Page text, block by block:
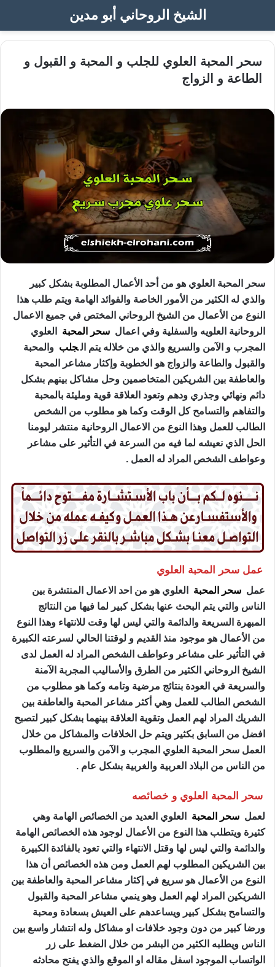
الشيخ الروحاني أبو مدين
سحر المحبة العلوي للجلب و المحبة و القبول و
الطاعة و الزواج
سحر المحبة العلوي هو من أحد الأعمال المطلوبة بشكل كبير
والذي له الكثير من الأمور الخاصة والفوائد الهامة ويتم طلب هذا
النوع من الأعمال من الشيخ الروحاني المختص في جميع الاعمال
الروحانية العلويه والسفلية وفي اعمال سحر المحبة
العلوي
المجرب و الآمن والسريع والذي من خلاله يتم ال جلب والمحبة
والقبول والطاعة والزواج هو الخطوبة وإكثار مشاعر المحبة
والعاطفة بين الشريكين المتخاصمين وحل مشاكل بينهم بشكل
دائم ونهائي وجذري ودهم وتعود العلاقة قوية ومليئة بالمحبة
والتفاهم والتسامح كل الوقت وكما هو مطلوب من الشخص
الطالب للعمل وهذا النوع من الاعمال الروحانية منتشر ليومنا
الحل الذي نعيشه لما فيه من السرعة في التأثير على مشاعر
وعواطف الشخص المراد له العمل .
عمل سحر المحبة العلوي
عمل سحر المحبة
العلوي هو من احد الاعمال المنتشرة بين
الناس والتي يتم البحث عنها بشكل كبير لما فيها من النتائج
المبهرة السريعة والدائمة والتي ليس لها وقت للانتهاء وهذا النوع
من الأعمال هو موجود منذ القديم و لوقتنا الحالي لسرعته الكبيرة
في التأثير على مشاعر وعواطف الشخص المراد له العمل لدى
الشيخ الروحاني الكثير من الطرق والأساليب المجربة الآمنة
والسريعة في العودة بنتائج مرضية وتامه وكما هو مطلوب من
الشخص الطالب للعمل وهي أكثر مشاعر المحبة والعاطفة بين
الشريك المراد لهم العمل وتقوية العلاقة بينهما بشكل كبير لتصبح
افضل من السابق بكثير ويتم حل الخلافات والمشاكل من خلال
العمل سحر المحبة العلوي المجرب و الآمن والسريع والمطلوب
من الناس من البلاد العربية والغربية بشكل عام .
سحر المحبة العلوي و خصائصه
لعمل سحر المحبة
العلوي العديد من الخصائص الهامة وهي
كثيرة ويتطلب هذا النوع من الأعمال لوجود هذه الخصائص الهامة
والدائمة والتي ليس لها وقتل الانتهاء والتي تعود بالفائدة الكبيرة
بين الشريكين المطلوب لهم العمل ومن هذه الخصائص أن هذا
النوع من الأعمال هو سريع في إكثار مشاعر المحبة والعاطفة بين
الشريكين المراد لهم العمل وهو ينمي مشاعر المحبة والقبول
والتسامح بشكل كبير ويساعدهم على العيش بسعادة ومحبة
ورضا كبير من دون وجود خلافات او مشاكل وله انتشار واسع بين
الناس ويطلبه الكثير من البشر من خلال الضغط على زر
الواتساب الموجود اسفل مقاله او الموقع والذي يفتح محادثه